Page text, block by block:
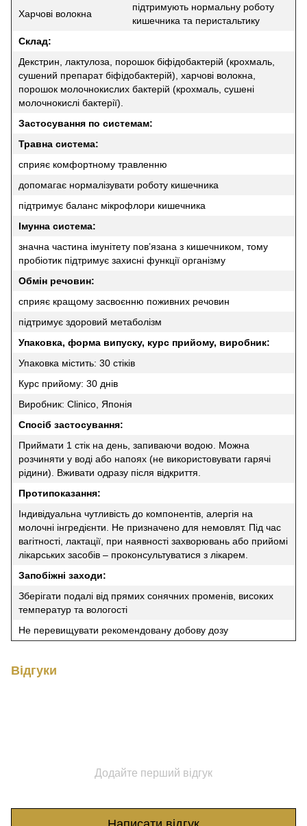
Харчові волокна
підтримують нормальну роботу
кишечника та перистальтику
Склад:
Декстрин, лактулоза, порошок біфідобактерій (крохмаль,
сушений препарат біфідобактерій), харчові волокна,
порошок молочнокислих бактерій (крохмаль, сушені
молочнокислі бактерії).
Застосування по системам:
Травна система:
сприяє комфортному травленню
допомагає нормалізувати роботу кишечника
підтримує баланс мікрофлори кишечника
Імунна система:
значна частина імунітету пов’язана з кишечником, тому
пробіотик підтримує захисні функції організму
Обмін речовин:
сприяє кращому засвоєнню поживних речовин
підтримує здоровий метаболізм
Упаковка, форма випуску, курс прийому, виробник:
Упаковка містить: 30 стіків
Курс прийому: 30 днів
Виробник: Clinico, Японія
Спосіб застосування:
Приймати 1 стік на день, запиваючи водою. Можна
розчиняти у воді або напоях (не використовувати гарячі
рідини). Вживати одразу після відкриття.
Протипоказання:
Індивідуальна чутливість до компонентів, алергія на
молочні інгредієнти. Не призначено для немовлят. Під час
вагітності, лактації, при наявності захворювань або прийомі
лікарських засобів – проконсультуватися з лікарем.
Запобіжні заходи:
Зберігати подалі від прямих сонячних променів, високих
температур та вологості
Не перевищувати рекомендовану добову дозу
Відгуки
Додайте перший відгук